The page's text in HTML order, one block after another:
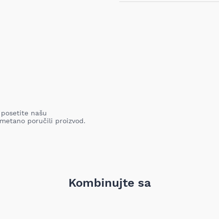
našu
poručili proizvod.
Kombinujte sa